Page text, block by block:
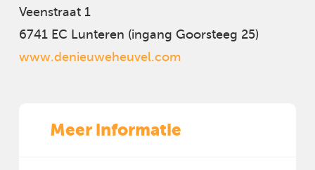
Veenstraat 1
6741 EC Lunteren (ingang Goorsteeg 25)
www.denieuweheuvel.com
Meer informatie